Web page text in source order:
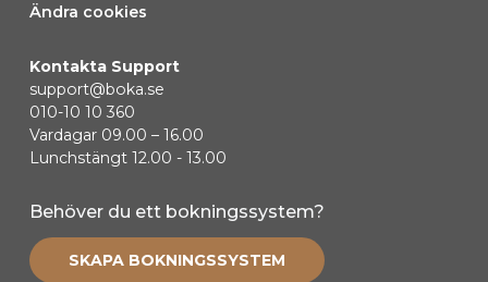
Ändra cookies
Kontakta Support
support@boka.se
010-10 10 360
Vardagar 09.00 – 16.00
Lunchstängt 12.00 - 13.00
Behöver du ett bokningssystem?
SKAPA BOKNINGSSYSTEM